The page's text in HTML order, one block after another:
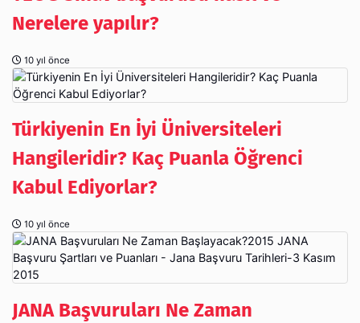
Nerelere yapılır?
10 yıl önce
Türkiyenin En İyi Üniversiteleri
Hangileridir? Kaç Puanla Öğrenci
Kabul Ediyorlar?
10 yıl önce
JANA Başvuruları Ne Zaman